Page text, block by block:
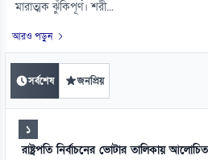
মারাত্মক ঝুঁকিপূর্ণ। শরী...
আরও পড়ুন
সর্বশেষ জনপ্রিয়
১
রাষ্ট্রপতি নির্বাচনের ভোটার তালিকায়